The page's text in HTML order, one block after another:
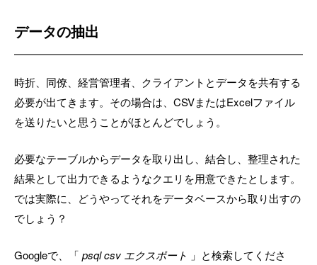
データの抽出
時折、同僚、経営管理者、クライアントとデータを共有する
必要が出てきます。その場合は、CSVまたはExcelファイル
を送りたいと思うことがほとんどでしょう。
必要なテーブルからデータを取り出し、結合し、整理された
結果として出力できるようなクエリを用意できたとします。
では実際に、どうやってそれをデータベースから取り出すの
でしょう？
Googleで、「 psql csv エクスポート 」と検索してくださ